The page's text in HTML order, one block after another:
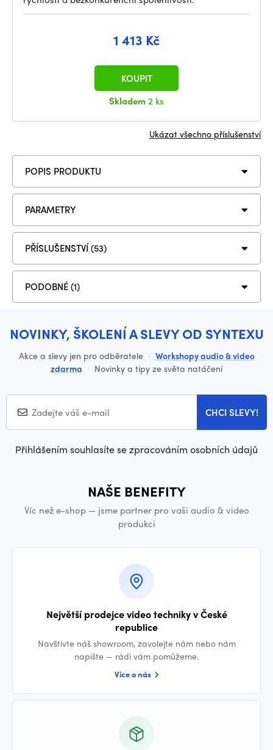
1 413 Kč
Skladem2 ks
KOUPIT
Ukázat všechno příslušenství
POPIS PRODUKTU
PARAMETRY
PŘÍSLUŠENSTVÍ (53)
PODOBNÉ (1)
NOVINKY, ŠKOLENÍ A SLEVY OD SYNTEXU
Akce a slevy jen pro odběratele · Workshopy audio & video
zdarma · Novinky a tipy ze světa natáčení
CHCI SLEVY!
Přihlášením souhlasíte se zpracováním osobních údajů
NAŠE BENEFITY
Víc než e-shop — jsme partner pro vaši audio & video
produkci
Největší prodejce video techniky v České
republice
Navštivte náš showroom, zavolejte nám nebo nám
napište — rádi vám pomůžeme.
Více o nás